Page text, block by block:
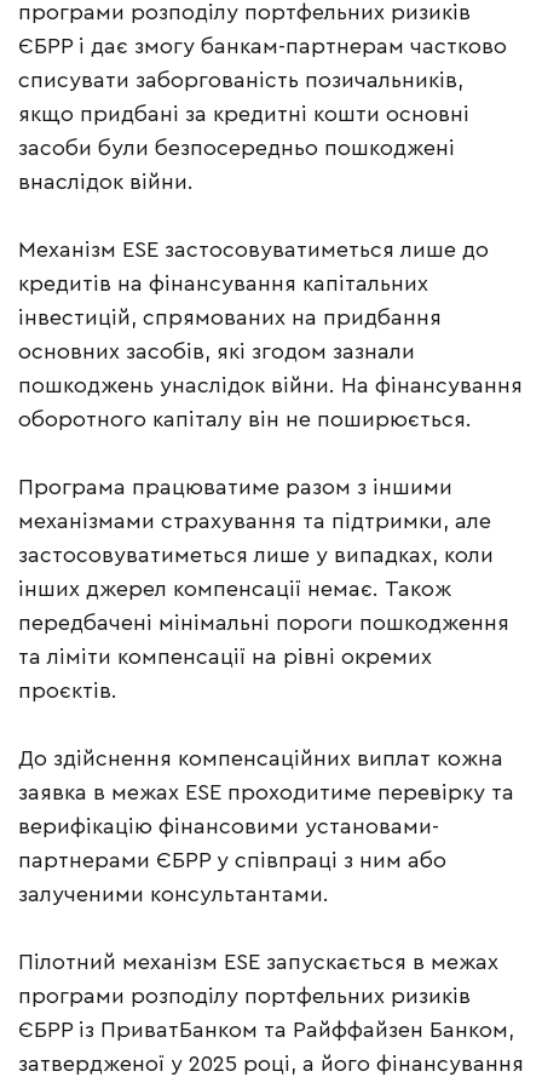
програми розподілу портфельних ризиків
ЄБРР і дає змогу банкам-партнерам частково
списувати заборгованість позичальників,
якщо придбані за кредитні кошти основні
засоби були безпосередньо пошкоджені
внаслідок війни.
Механізм ESE застосовуватиметься лише до
кредитів на фінансування капітальних
інвестицій, спрямованих на придбання
основних засобів, які згодом зазнали
пошкоджень унаслідок війни. На фінансування
оборотного капіталу він не поширюється.
Програма працюватиме разом з іншими
механізмами страхування та підтримки, але
застосовуватиметься лише у випадках, коли
інших джерел компенсації немає. Також
передбачені мінімальні пороги пошкодження
та ліміти компенсації на рівні окремих
проєктів.
До здійснення компенсаційних виплат кожна
заявка в межах ESE проходитиме перевірку та
верифікацію фінансовими установами-
партнерами ЄБРР у співпраці з ним або
залученими консультантами.
Пілотний механізм ESE запускається в межах
програми розподілу портфельних ризиків
ЄБРР із ПриватБанком та Райффайзен Банком,
затвердженої у 2025 році, а його фінансування